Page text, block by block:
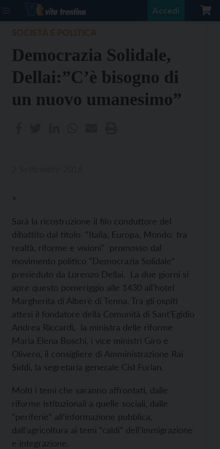
Accedi
Democrazia Solidale,
Dellai:”C’è bisogno di
un nuovo umanesimo”
>
Sarà la ricostruzione il filo conduttore del
dibattito dal titolo “Italia, Europa, Mondo: tra
realtà, riforme e visioni” promosso dal
movimento politico “Democrazia Solidale”
presieduto da Lorenzo Dellai. La due giorni si
apre questo pomeriggio alle 1430 all’hotel
Margherita di Alberè di Tenna. Tra gli ospiti
attesi il fondatore della Comunità di Sant’Egidio
Andrea Riccardi, la ministra delle riforme
Maria Elena Boschi, i vice ministri Giro e
Olivero, il consigliere di Amministrazione Rai
Siddi, la segretaria generale Cisl Furlan.
Molti i temi che saranno affrontati, dalle
riforme istituzionali a quelle sociali, dalle
“periferie” all’informazione pubblica,
dall’agricoltura ai temi “caldi” dell’immigrazione
e integrazione.